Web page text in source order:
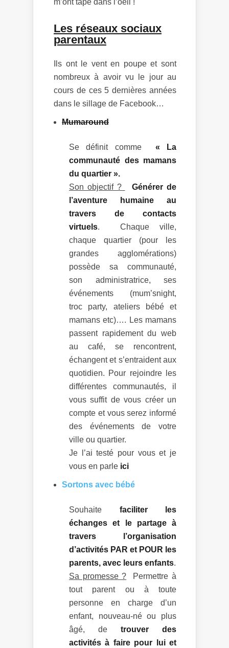
Les réseaux sociaux
parentaux
Ils ont le vent en poupe et sont
nombreux à avoir vu le jour au
cours de ces 5 dernières années
dans le sillage de Facebook…
Mumaround
Se définit comme « La
communauté des mamans
du quartier ».
Son objectif ?
Générer de
l’aventure humaine au
travers de contacts
virtuels. Chaque ville,
chaque quartier (pour les
grandes agglomérations)
possède sa communauté,
son administratrice, ses
événements (mum’snight,
troc party, ateliers bébé et
mamans etc)…. Les mamans
passent rapidement du web
au café, se rencontrent,
échangent et s’entraident aux
quotidien. Pour rejoindre les
différentes communautés, il
vous suffit de vous créer un
compte et vous serez informé
des événements de votre
ville ou quartier.
Je l’ai testé pour vous et je
vous en parle ici
Sortons avec bébé
Souhaite faciliter les
échanges et le partage à
travers l’organisation
d’activités PAR et POUR les
parents, avec leurs enfants.
Sa promesse ? Permettre à
tout parent ou à toute
personne en charge d’un
enfant, nouveau-né ou plus
âgé, de trouver des
activités à faire pour lui et